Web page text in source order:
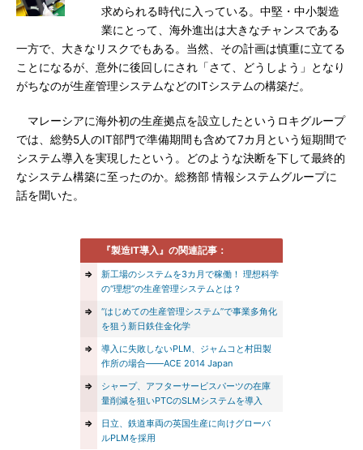
求められる時代に入っている。中堅・中小製造
業にとって、海外進出は大きなチャンスである
一方で、大きなリスクでもある。当然、その計画は慎重に立てる
ことになるが、意外に後回しにされ「さて、どうしよう」となり
がちなのが生産管理システムなどのITシステムの構築だ。
マレーシアに海外初の生産拠点を設立したというロキグループ
では、総勢5人のIT部門で準備期間も含めて7カ月という短期間で
システム導入を実現したという。どのような決断を下して最終的
なシステム構築に至ったのか。総務部 情報システムグループに
話を聞いた。
『製造IT導入』の関連記事：
⇒
新工場のシステムを3カ月で稼働！ 理想科学
の“理想”の生産管理システムとは？
⇒
“はじめての生産管理システム”で事業多角化
を狙う新日鉄住金化学
⇒
導入に失敗しないPLM、ジャムコと村田製
作所の場合――ACE 2014 Japan
⇒
シャープ、アフターサービスパーツの在庫
量削減を狙いPTCのSLMシステムを導入
⇒
日立、鉄道車両の英国生産に向けグローバ
ルPLMを採用